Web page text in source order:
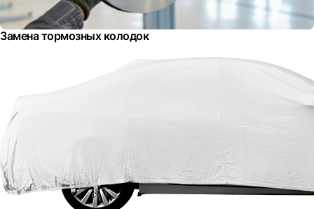
Замена тормозных колодок